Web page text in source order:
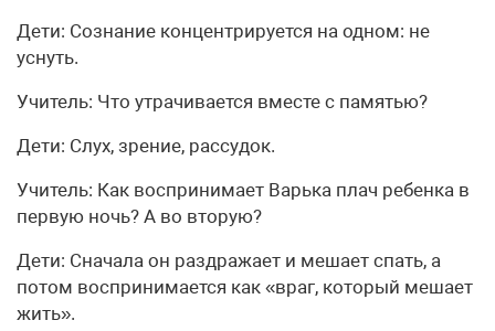
Дети: Сознание концентрируется на одном: не
уснуть.
Учитель: Что утрачивается вместе с памятью?
Дети: Слух, зрение, рассудок.
Учитель: Как воспринимает Варька плач ребенка в
первую ночь? А во вторую?
Дети: Сначала он раздражает и мешает спать, а
потом воспринимается как «враг, который мешает
жить».